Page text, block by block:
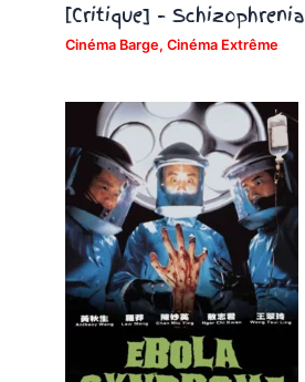
[Critique] – Schizophrenia
Cinéma Barge, Cinéma Extrême